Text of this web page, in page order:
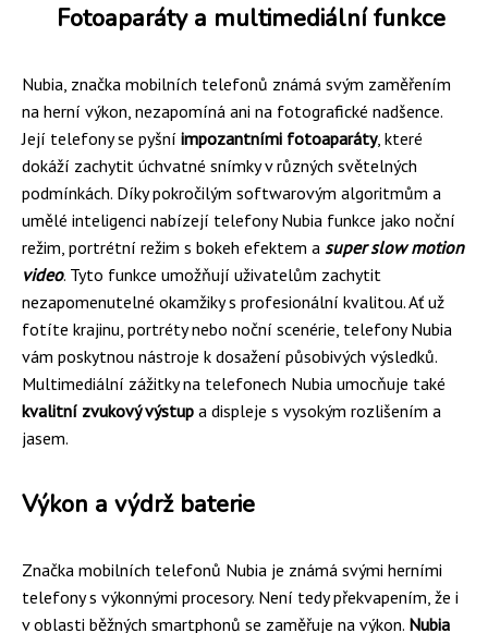
Fotoaparáty a multimediální funkce
Nubia, značka mobilních telefonů známá svým zaměřením
na herní výkon, nezapomíná ani na fotografické nadšence.
Její telefony se pyšní impozantními fotoaparáty, které
dokáží zachytit úchvatné snímky v různých světelných
podmínkách. Díky pokročilým softwarovým algoritmům a
umělé inteligenci nabízejí telefony Nubia funkce jako noční
režim, portrétní režim s bokeh efektem a super slow motion
video. Tyto funkce umožňují uživatelům zachytit
nezapomenutelné okamžiky s profesionální kvalitou. Ať už
fotíte krajinu, portréty nebo noční scenérie, telefony Nubia
vám poskytnou nástroje k dosažení působivých výsledků.
Multimediální zážitky na telefonech Nubia umocňuje také
kvalitní zvukový výstup a displeje s vysokým rozlišením a
jasem.
Výkon a výdrž baterie
Značka mobilních telefonů Nubia je známá svými herními
telefony s výkonnými procesory. Není tedy překvapením, že i
v oblasti běžných smartphonů se zaměřuje na výkon. Nubia